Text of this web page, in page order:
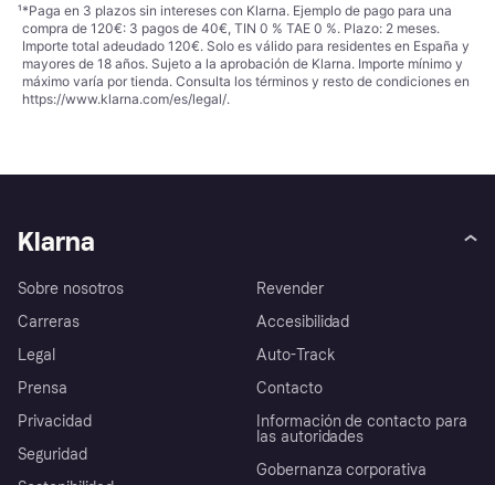
¹*Paga en 3 plazos sin intereses con Klarna. Ejemplo de pago para una
compra de 120€: 3 pagos de 40€, TIN 0 % TAE 0 %. Plazo: 2 meses.
Importe total adeudado 120€. Solo es válido para residentes en España y
mayores de 18 años. Sujeto a la aprobación de Klarna. Importe mínimo y
máximo varía por tienda. Consulta los términos y resto de condiciones en
https://www.klarna.com/es/legal/.
Klarna
Sobre nosotros
Carreras
Legal
Prensa
Privacidad
Seguridad
Revender
Accesibilidad
Auto-Track
Contacto
Información de contacto para
las autoridades
Gobernanza corporativa